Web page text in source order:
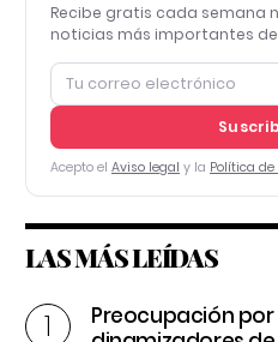
Recibe gratis cada semana
noticias más importantes
Acepto el Aviso legal y la Política
LAS MÁS LEÍDAS
Preocupación por